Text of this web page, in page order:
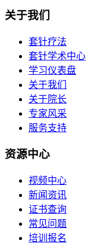
关于我们
套针疗法
套针学术中心
学习仪表盘
关于我们
关于院长
专家风采
服务支持
资源中心
视频中心
新闻资讯
证书查询
常见问题
培训报名